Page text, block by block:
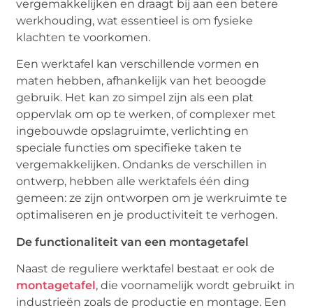
vergemakkelijken en draagt bij aan een betere
werkhouding, wat essentieel is om fysieke
klachten te voorkomen.
Een werktafel kan verschillende vormen en
maten hebben, afhankelijk van het beoogde
gebruik. Het kan zo simpel zijn als een plat
oppervlak om op te werken, of complexer met
ingebouwde opslagruimte, verlichting en
speciale functies om specifieke taken te
vergemakkelijken. Ondanks de verschillen in
ontwerp, hebben alle werktafels één ding
gemeen: ze zijn ontworpen om je werkruimte te
optimaliseren en je productiviteit te verhogen.
De functionaliteit van een montagetafel
Naast de reguliere werktafel bestaat er ook de
montagetafel , die voornamelijk wordt gebruikt in
industrieën zoals de productie en montage. Een